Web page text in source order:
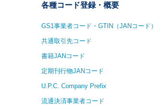
各種コード登録・概要
GS1事業者コード・GTIN（JANコード）
共通取引先コード
書籍JANコード
定期刊行物JANコード
U.P.C. Company Prefix
流通決済事業者コード